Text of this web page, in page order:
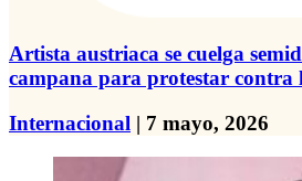
Artista austriaca se cuelga
campana para protestar contra
Internacional | 7 mayo, 2026